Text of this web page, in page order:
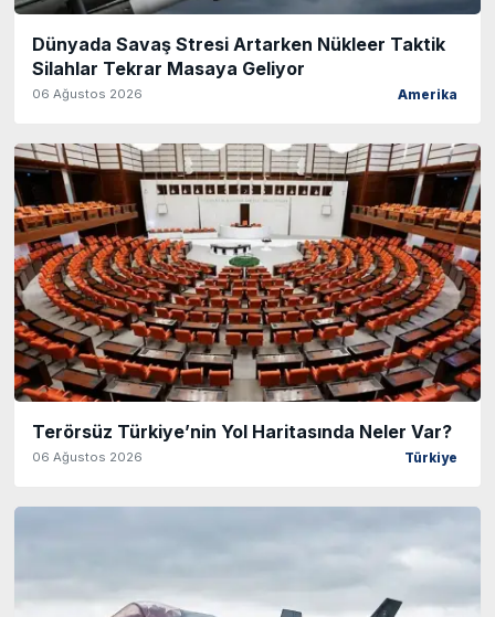
Dünyada Savaş Stresi Artarken Nükleer Taktik
Silahlar Tekrar Masaya Geliyor
06 Ağustos 2026 Amerika
Terörsüz Türkiye’nin Yol Haritasında Neler Var?
06 Ağustos 2026 Türkiye